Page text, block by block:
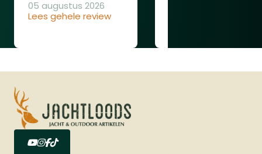
punten:&nbsp;Gebruik geen
wassenWas met vergelijkbare kleuren
Lees gehele review
05 augustus 2026